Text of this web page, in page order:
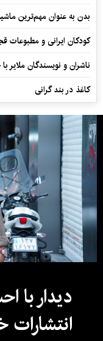
بدن به عنوان مهم‌ترین
کودکان ایرانی و مطبوعات
ناشران و نویسندگان ملایر
کاغذ در بند گرانی
دیدار با
انتشارات